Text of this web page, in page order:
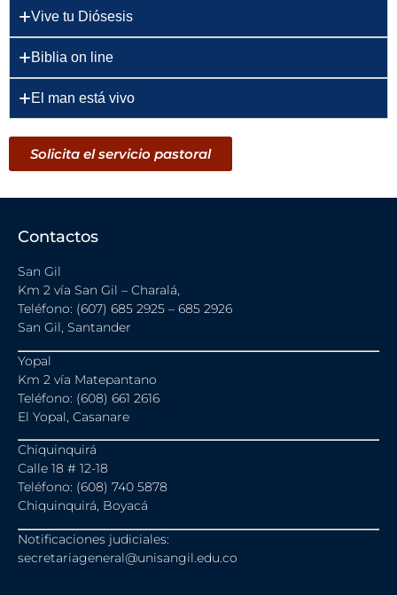
Vive tu Diósesis
Biblia on line
El man está vivo
Solicita el servicio pastoral
Contactos
San Gil
Km 2 vía San Gil – Charalá,
Teléfono: (607) 685 2925 – 685 2926
San Gil, Santander
Yopal
Km 2 vía Matepantano
Teléfono: (608) 661 2616
El Yopal, Casanare
Chiquinquirá
Calle 18 # 12-18
Teléfono: (608) 740 5878
Chiquinquirá, Boyacá
Notificaciones judiciales:
secretariageneral@unisangil.edu.co